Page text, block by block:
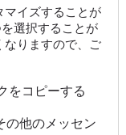
マイズすることが
選択することが
なりますので、ご
をコピーする
の他のメッセン